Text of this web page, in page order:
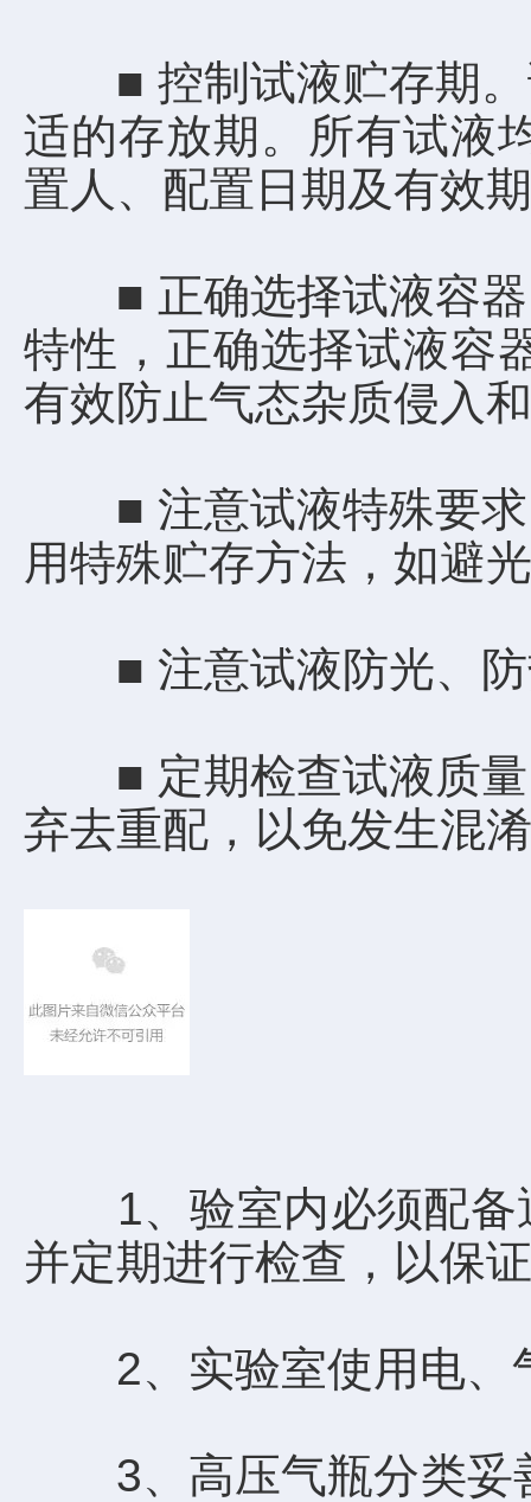
■ 控制试液贮存期。
适的存放期。所有试液
置人、配置日期及有效
■ 正确选择试液容器
特性，正确选择试液容
有效防止气态杂质侵入
■ 注意试液特殊要求
用特殊贮存方法，如避
■ 注意试液防光、防
■ 定期检查试液质量
弃去重配，以免发生混
1、验室内必须配备
并定期进行检查，以保
2、实验室使用电、
3、高压气瓶分类妥